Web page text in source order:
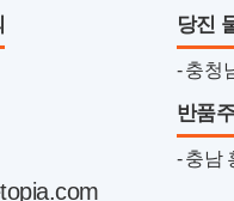
당진
- 충청
반품
- 충남